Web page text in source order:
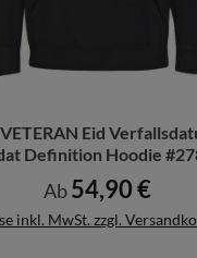
Eid
Definition Hoodie
Regulärer Preis:
Ab54,90 €
inkl. MwSt. zzgl.